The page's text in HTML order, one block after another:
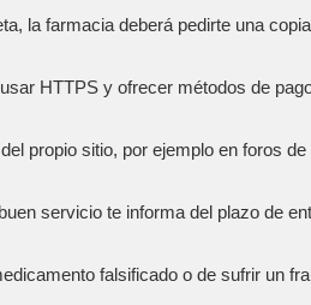
la farmacia deberá pedirte una
HTTPS y ofrecer métodos de
propio sitio, por ejemplo en foros
servicio te informa del plazo de
falsificado o de sufrir un